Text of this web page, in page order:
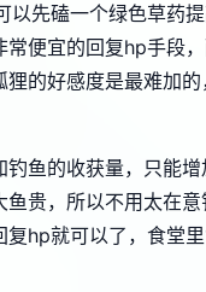
以先磕一个绿色草药
常便宜的回复hp手段
狸的好感度是最难加
鱼的收获量，只能增
鱼贵，所以不用太在
复hp就可以了，食堂